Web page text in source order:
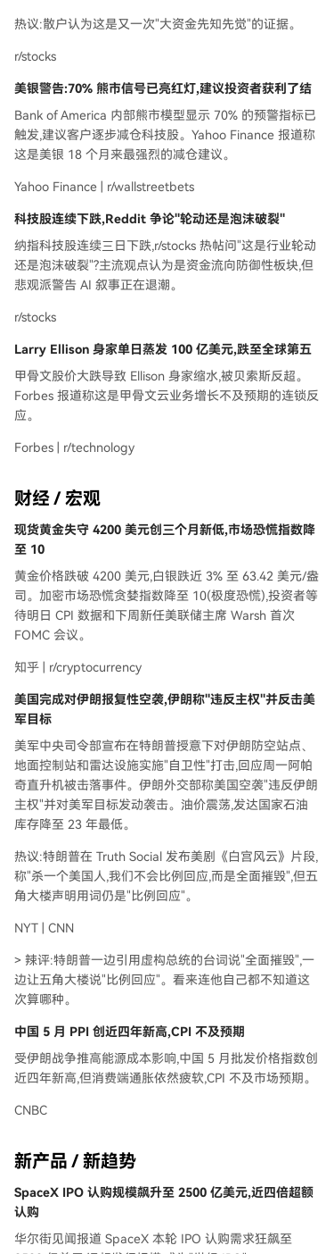
热议:散户认为这是又一次"大资金先知先觉"的证据。
r/stocks
美银警告:70% 熊市信号已亮红灯,建议投资者获利了结
Bank of America 内部熊市模型显示 70% 的预警指标已
触发,建议客户逐步减仓科技股。Yahoo Finance 报道称
这是美银 18 个月来最强烈的减仓建议。
Yahoo Finance | r/wallstreetbets
科技股连续下跌,Reddit 争论"轮动还是泡沫破裂"
纳指科技股连续三日下跌,r/stocks 热帖问"这是行业轮动
还是泡沫破裂"?主流观点认为是资金流向防御性板块,但
悲观派警告 AI 叙事正在退潮。
r/stocks
Larry Ellison 身家单日蒸发 100 亿美元,跌至全球第五
甲骨文股价大跌导致 Ellison 身家缩水,被贝索斯反超。
Forbes 报道称这是甲骨文云业务增长不及预期的连锁反
应。
Forbes | r/technology
财经 / 宏观
现货黄金失守 4200 美元创三个月新低,市场恐慌指数降
至 10
黄金价格跌破 4200 美元,白银跌近 3% 至 63.42 美元/盎
司。加密市场恐慌贪婪指数降至 10(极度恐慌),投资者等
待明日 CPI 数据和下周新任美联储主席 Warsh 首次
FOMC 会议。
知乎 | r/cryptocurrency
美国完成对伊朗报复性空袭,伊朗称"违反主权"并反击美
军目标
美军中央司令部宣布在特朗普授意下对伊朗防空站点、
地面控制站和雷达设施实施"自卫性"打击,回应周一阿帕
奇直升机被击落事件。伊朗外交部称美国空袭"违反伊朗
主权"并对美军目标发动袭击。油价震荡,发达国家石油
库存降至 23 年最低。
热议:特朗普在 Truth Social 发布美剧《白宫风云》片段,
称"杀一个美国人,我们不会比例回应,而是全面摧毁",但五
角大楼声明用词仍是"比例回应"。
NYT | CNN
> 辣评:特朗普一边引用虚构总统的台词说"全面摧毁",一
边让五角大楼说"比例回应"。看来连他自己都不知道这
次算哪种。
中国 5 月 PPI 创近四年新高,CPI 不及预期
受伊朗战争推高能源成本影响,中国 5 月批发价格指数创
近四年新高,但消费端通胀依然疲软,CPI 不及市场预期。
CNBC
新产品 / 新趋势
SpaceX IPO 认购规模飙升至 2500 亿美元,近四倍超额
认购
华尔街见闻报道 SpaceX 本轮 IPO 认购需求狂飙至